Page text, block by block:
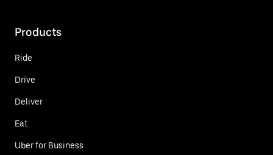
Products
Ride
Drive
Deliver
Eat
Uber for Business